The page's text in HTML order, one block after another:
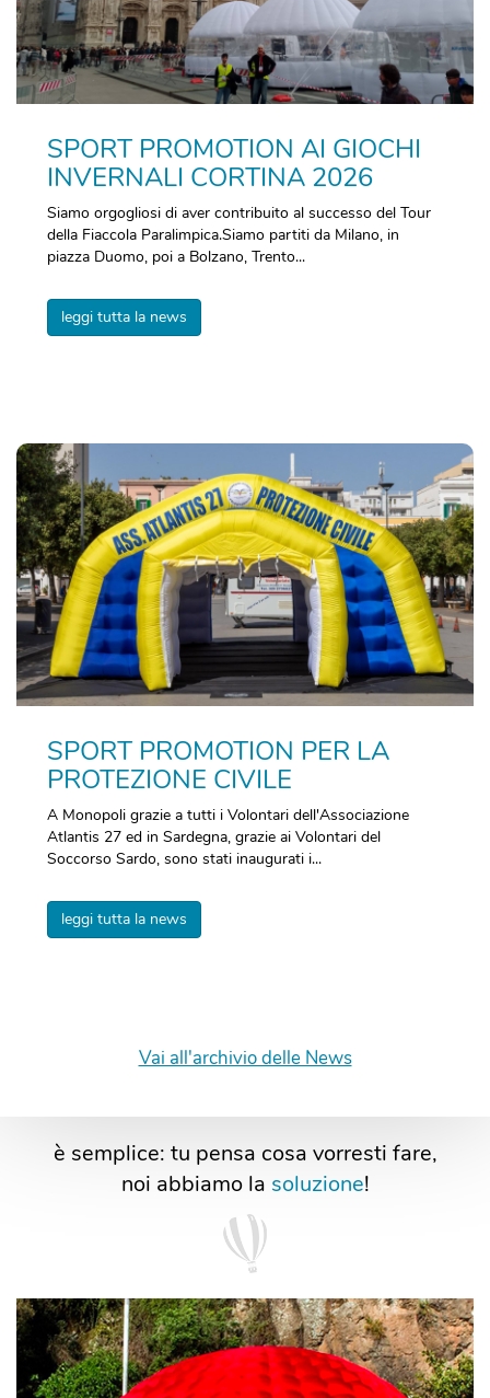
SPORT PROMOTION AI GIOCHI
INVERNALI CORTINA 2026
Siamo orgogliosi di aver contribuito al successo del Tour
della Fiaccola Paralimpica.Siamo partiti da Milano, in
piazza Duomo, poi a Bolzano, Trento...
leggi tutta la news
SPORT PROMOTION PER LA
PROTEZIONE CIVILE
A Monopoli grazie a tutti i Volontari dell'Associazione
Atlantis 27 ed in Sardegna, grazie ai Volontari del
Soccorso Sardo, sono stati inaugurati i...
leggi tutta la news
Vai all'archivio delle News
è semplice: tu pensa cosa vorresti fare,
noi abbiamo la soluzione!